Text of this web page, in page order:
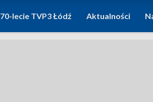
70-lecie TVP3 Łódź Aktualności